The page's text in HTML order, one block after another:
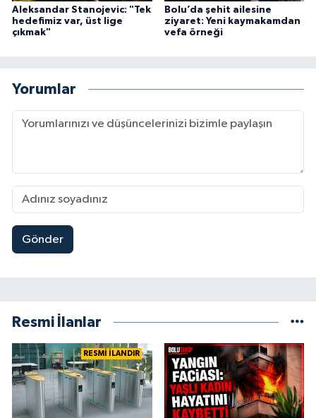
Aleksandar Stanojevic: "Tek
hedefimiz var, üst lige
çıkmak"
Bolu’da şehit ailesine
ziyaret: Yeni kaymakamdan
vefa örneği
Yorumlar
Gönder
Resmi İlanlar
RESMİ İLANDIR